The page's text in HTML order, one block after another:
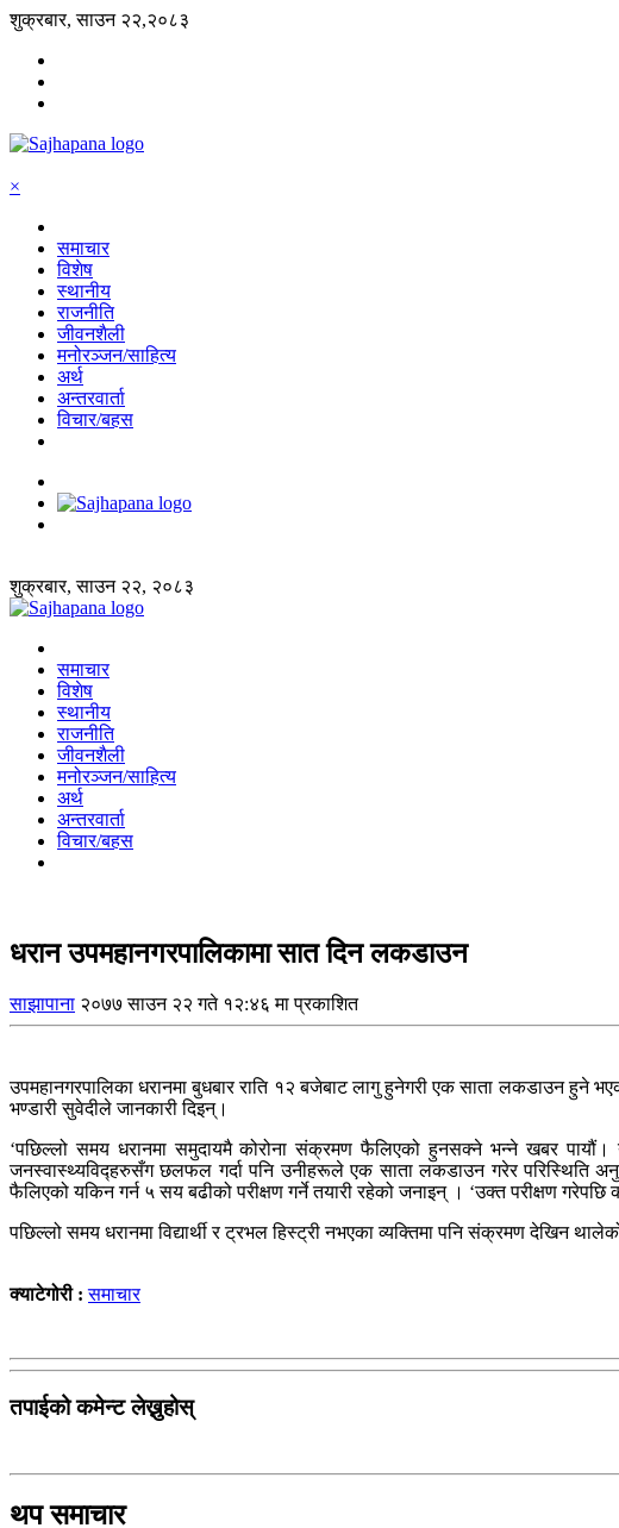
शुक्रबार, साउन २२,२०८३
×
समाचार
विशेष
स्थानीय
राजनीति
जीवनशैली
मनोरञ्जन/साहित्य
अर्थ
अन्तरवार्ता
विचार/बहस
शुक्रबार, साउन २२, २०८३
समाचार
विशेष
स्थानीय
राजनीति
जीवनशैली
मनोरञ्जन/साहित्य
अर्थ
अन्तरवार्ता
विचार/बहस
धरान उपमहानगरपालिकामा सात दिन लकडाउन
साझापाना २०७७ साउन २२ गते १२:४६ मा प्रकाशित
उपमहानगरपालिका धरानमा बुधबार राति १२ बजेबाट लागु हुनेगरी एक साता लकडाउन
भण्डारी सुवेदीले जानकारी दिइन्।
‘पछिल्लो समय धरानमा समुदायमै कोरोना संक्रमण फैलिएको हुनसक्ने भन्ने खबर
जनस्वास्थ्यविद्हरुसँग छलफल गर्दा पनि उनीहरूले एक साता लकडाउन गरेर परिस्थिति
फैलिएको यकिन गर्न ५ सय बढीको परीक्षण गर्ने तयारी रहेको जनाइन् । ‘उक्त परीक्षण
पछिल्लो समय धरानमा विद्यार्थी र ट्रभल हिस्ट्री नभएका व्यक्तिमा पनि संक्रमण देखिन
क्याटेगोरी :समाचार
तपाईको कमेन्ट लेख्नुहोस्
थप समाचार